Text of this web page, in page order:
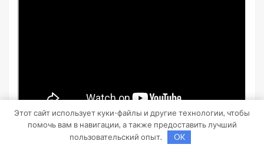
Этот сайт использует куки-файлы и другие технологии, чтобы
помочь вам в навигации, а также предоставить лучший
пользовательский опыт.
OK